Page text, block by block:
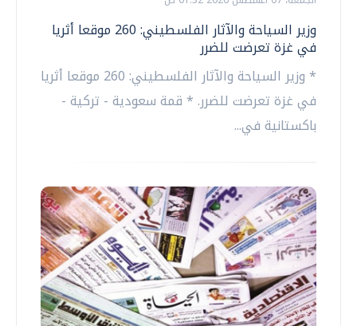
وزير السياحة والآثار الفلسطيني: 260 موقعا أثريا
في غزة تعرضت للضرر
* وزير السياحة والآثار الفلسطيني: 260 موقعا أثريا
في غزة تعرضت للضرر. * قمة سعودية - تركية -
باكستانية في...